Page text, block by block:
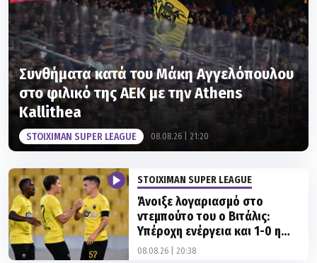
Συνθήματα κατά του Μάκη Αγγελόπουλου
στο φιλικό της ΑΕΚ με την Athens
Kallithea
STOIXIMAN SUPER LEAGUE
STOIXIMAN SUPER LEAGUE
ντεμπούτο του ο Βιτάλις:
Υπέροχη ενέργεια και 1-0 η
ΑΕΚ!
08.08.26 | 20:38
STOIXIMAN SUPER LEAGUE